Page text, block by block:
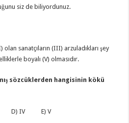
siz de biliyordunuz.
sanatçıların (III) arzuladıkları şey
boyalı (V) olmasıdır.
sözcüklerden hangisinin kökü
IV E) V